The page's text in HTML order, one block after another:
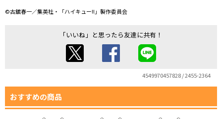
©古舘春一／集英社・「ハイキュー!!」製作委員会
「いいね」と思ったら友達に共有！
4549970457828 / 2455-2364
おすすめの商品